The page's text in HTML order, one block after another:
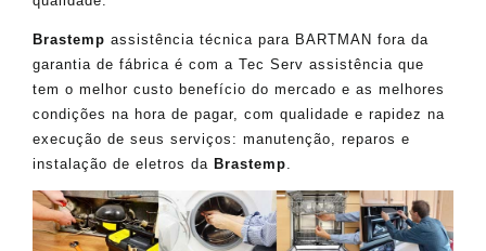
Brastemp assistência técnica para BARTMAN fora da
garantia de fábrica é com a Tec Serv assistência que
tem o melhor custo benefício do mercado e as melhores
condições na hora de pagar, com qualidade e rapidez na
execução de seus serviços: manutenção, reparos e
instalação de eletros da Brastemp.